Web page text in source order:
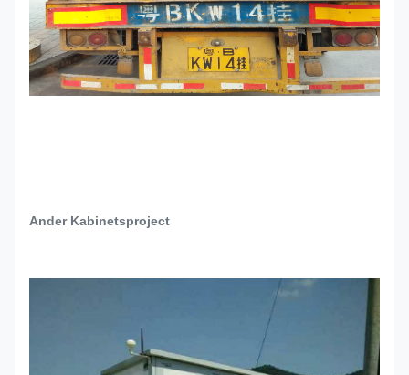
Ander Kabinetsproject